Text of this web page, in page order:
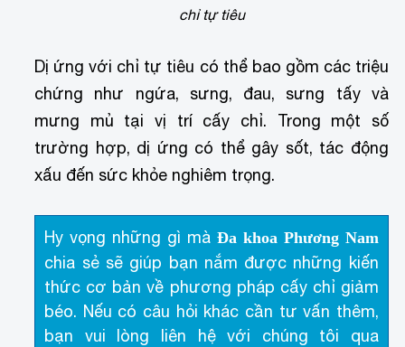
chỉ tự tiêu
Dị ứng với chỉ tự tiêu có thể bao gồm các triệu
chứng như ngứa, sưng, đau, sưng tấy và
mưng mủ tại vị trí cấy chỉ. Trong một số
trường hợp, dị ứng có thể gây sốt, tác động
xấu đến sức khỏe nghiêm trọng.
Hy vọng những gì mà Đa khoa Phương Nam
chia sẻ sẽ giúp bạn nắm được những kiến
thức cơ bản về phương pháp cấy chỉ giảm
béo. Nếu có câu hỏi khác cần tư vấn thêm,
bạn vui lòng liên hệ với chúng tôi qua